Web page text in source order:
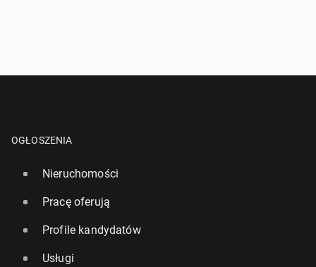
OGŁOSZENIA
Nieruchomości
Pracę oferują
Profile kandydatów
Usługi